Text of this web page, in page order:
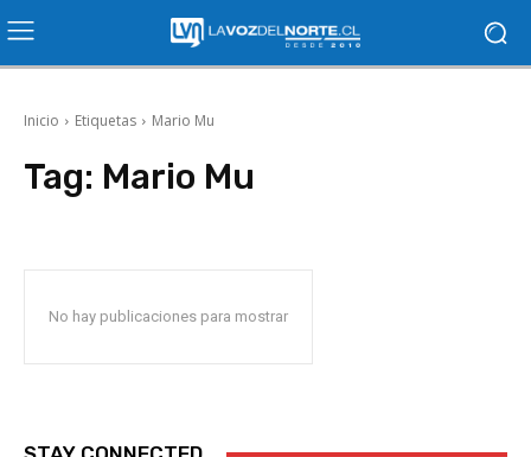
Inicio Etiquetas Mario Mu
Tag: Mario Mu
No hay publicaciones para mostrar